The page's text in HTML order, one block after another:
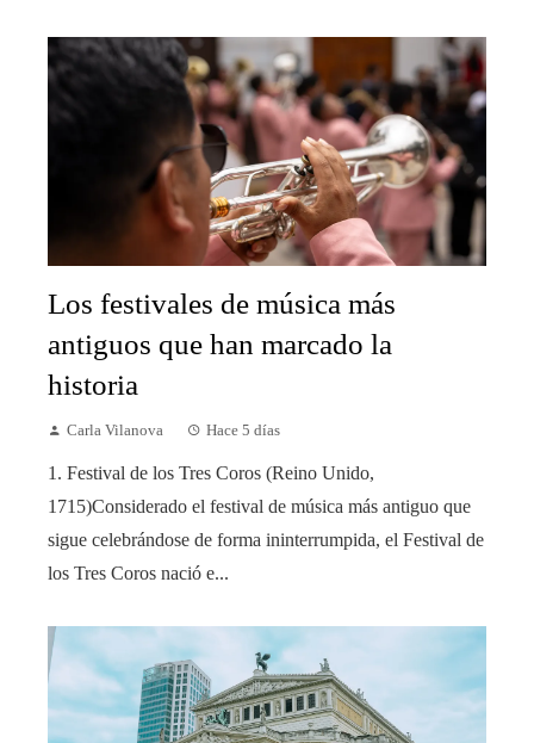
Los festivales de música más
antiguos que han marcado la
historia
Carla Vilanova Hace 5 días
1. Festival de los Tres Coros (Reino Unido,
1715)Considerado el festival de música más antiguo que
sigue celebrándose de forma ininterrumpida, el Festival de
los Tres Coros nació e...